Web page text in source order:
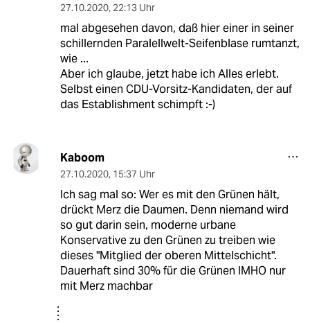
27.10.2020, 22:13 Uhr
mal abgesehen davon, daß hier einer in seiner
schillernden Paralellwelt-Seifenblase rumtanzt,
wie ...
Aber ich glaube, jetzt habe ich Alles erlebt.
Selbst einen CDU-Vorsitz-Kandidaten, der auf
das Establishment schimpft :-)
Kaboom
27.10.2020, 15:37 Uhr
Ich sag mal so: Wer es mit den Grünen hält,
drückt Merz die Daumen. Denn niemand wird
so gut darin sein, moderne urbane
Konservative zu den Grünen zu treiben wie
dieses "Mitglied der oberen Mittelschicht".
Dauerhaft sind 30% für die Grünen IMHO nur
mit Merz machbar